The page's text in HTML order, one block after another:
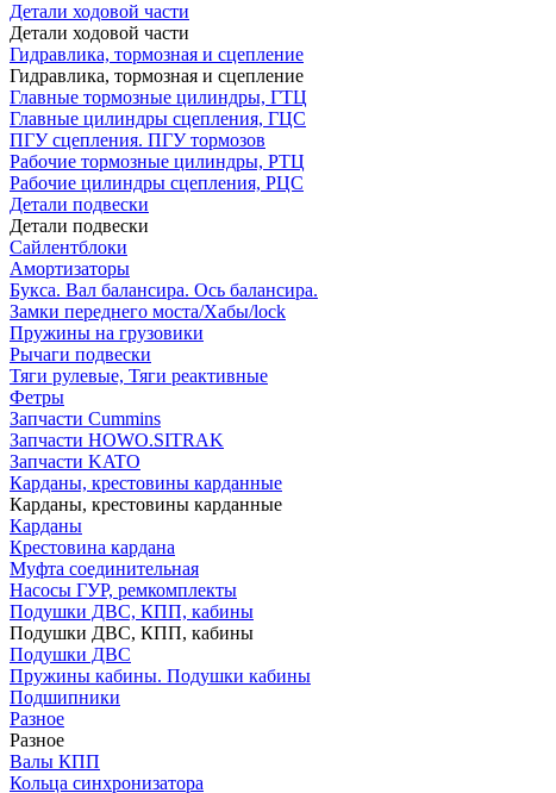
Детали ходовой части
Детали ходовой части
Гидравлика, тормозная и сцепление
Гидравлика, тормозная и сцепление
Главные тормозные цилиндры, ГТЦ
Главные цилиндры сцепления, ГЦС
ПГУ сцепления. ПГУ тормозов
Рабочие тормозные цилиндры, РТЦ
Рабочие цилиндры сцепления, РЦС
Детали подвески
Детали подвески
Cайлентблоки
Амортизаторы
Букса. Вал балансира. Ось балансира.
Замки переднего моста/Хабы/lock
Пружины на грузовики
Рычаги подвески
Тяги рулевые, Тяги реактивные
Фетры
Запчасти Cummins
Запчасти HOWO.SITRAK
Запчасти KATO
Карданы, крестовины карданные
Карданы, крестовины карданные
Карданы
Крестовина кардана
Муфта соединительная
Насосы ГУР, ремкомплекты
Подушки ДВС, КПП, кабины
Подушки ДВС, КПП, кабины
Подушки ДВС
Пружины кабины. Подушки кабины
Подшипники
Разное
Разное
Валы КПП
Кольца синхронизатора